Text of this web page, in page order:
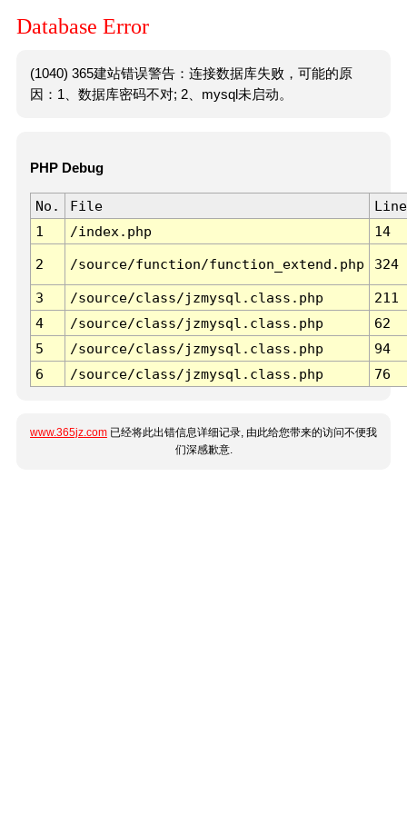
Database Error
(1040) 365建站错误警告：连接数据库失败，可能的原
因：1、数据库密码不对; 2、mysql未启动。
PHP Debug
No. File
Line
1
/index.php 14
2 /source/function/function_extend.php 324
3 /source/class/jzmysql.class.php
211
4
/source/class/jzmysql.class.php
62
5
/source/class/jzmysql.class.php
94
6
/source/class/jzmysql.class.php 76
www.365jz.com 已经将此出错信息详细记录, 由此给您带来的访问不便我
们深感歉意.